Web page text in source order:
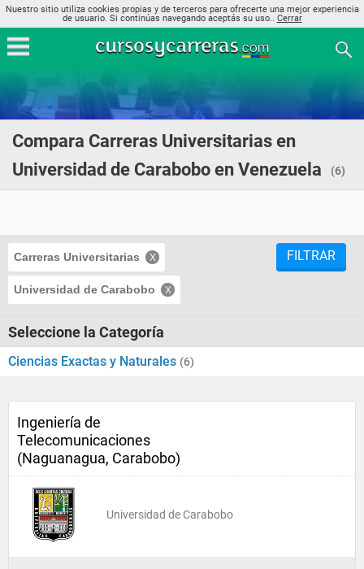
Nuestro sitio utiliza cookies propias y de terceros para ofrecerte una mejor experiencia
de usuario. Si continúas navegando aceptás su uso.. Cerrar
Compara Carreras Universitarias en
Universidad de Carabobo en Venezuela
(6)
Carreras Universitarias
Universidad de Carabobo
FILTRAR
Seleccione la Categoría
Ciencias Exactas y Naturales (6)
Ingeniería de
Telecomunicaciones
(Naguanagua, Carabobo)
Universidad de Carabobo